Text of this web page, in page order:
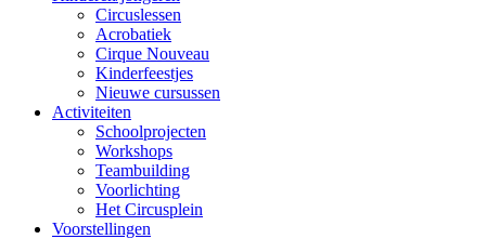
Circuslessen
Acrobatiek
Cirque Nouveau
Kinderfeestjes
Nieuwe cursussen
Activiteiten
Schoolprojecten
Workshops
Teambuilding
Voorlichting
Het Circusplein
Voorstellingen